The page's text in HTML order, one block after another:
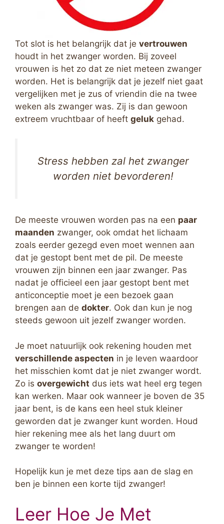
Tot slot is het belangrijk dat je vertrouwen
houdt in het zwanger worden. Bij zoveel
vrouwen is het zo dat ze niet meteen zwanger
worden. Het is belangrijk dat je jezelf niet gaat
vergelijken met je zus of vriendin die na twee
weken als zwanger was. Zij is dan gewoon
extreem vruchtbaar of heeft geluk gehad.
Stress hebben zal het zwanger
worden niet bevorderen!
De meeste vrouwen worden pas na een paar
maanden zwanger, ook omdat het lichaam
zoals eerder gezegd even moet wennen aan
dat je gestopt bent met de pil. De meeste
vrouwen zijn binnen een jaar zwanger. Pas
nadat je officieel een jaar gestopt bent met
anticonceptie moet je een bezoek gaan
brengen aan de dokter. Ook dan kun je nog
steeds gewoon uit jezelf zwanger worden.
Je moet natuurlijk ook rekening houden met
verschillende aspecten in je leven waardoor
het misschien komt dat je niet zwanger wordt.
Zo is overgewicht dus iets wat heel erg tegen
kan werken. Maar ook wanneer je boven de 35
jaar bent, is de kans een heel stuk kleiner
geworden dat je zwanger kunt worden. Houd
hier rekening mee als het lang duurt om
zwanger te worden!
Hopelijk kun je met deze tips aan de slag en
ben je binnen een korte tijd zwanger!
Leer Hoe Je Met